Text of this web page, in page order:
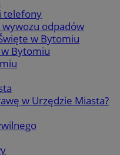
telefony
odpadów
w Bytomiu
w Bytomiu
w Urzędzie Miasta?